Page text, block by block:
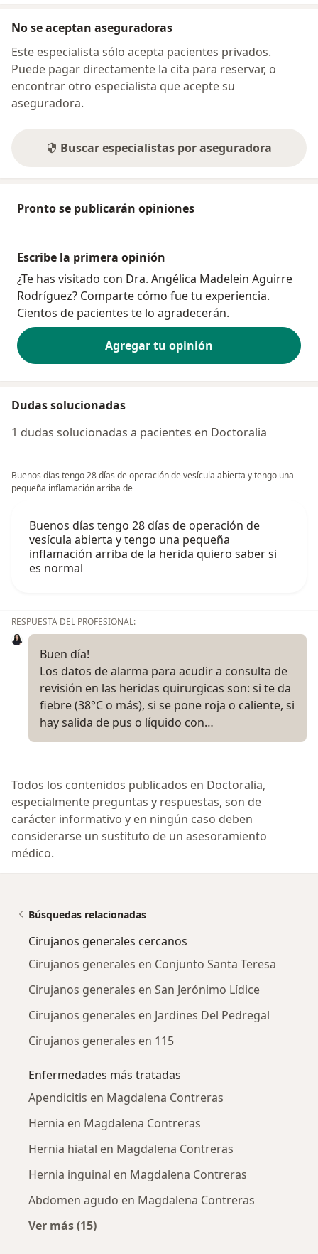
No se aceptan aseguradoras
Este especialista sólo acepta pacientes privados.
Puede pagar directamente la cita para reservar, o
encontrar otro especialista que acepte su
aseguradora.
Buscar especialistas por aseguradora
Pronto se publicarán opiniones
Escribe la primera opinión
¿Te has visitado con Dra. Angélica Madelein Aguirre
Rodríguez? Comparte cómo fue tu experiencia.
Cientos de pacientes te lo agradecerán.
Agregar tu opinión
Dudas solucionadas
1 dudas solucionadas a pacientes en Doctoralia
Buenos días tengo 28 días de operación de vesícula abierta y tengo una
pequeña inflamación arriba de
Buenos días tengo 28 días de operación de
vesícula abierta y tengo una pequeña
inflamación arriba de la herida quiero saber si
es normal
RESPUESTA DEL PROFESIONAL:
Buen día!
Los datos de alarma para acudir a consulta de
revisión en las heridas quirurgicas son: si te da
fiebre (38°C o más), si se pone roja o caliente, si
hay salida de pus o líquido con…
Todos los contenidos publicados en Doctoralia,
especialmente preguntas y respuestas, son de
carácter informativo y en ningún caso deben
considerarse un sustituto de un asesoramiento
médico.
Búsquedas relacionadas
Cirujanos generales cercanos
Cirujanos generales en Conjunto Santa Teresa
Cirujanos generales en San Jerónimo Lídice
Cirujanos generales en Jardines Del Pedregal
Cirujanos generales en 115
Enfermedades más tratadas
Apendicitis en Magdalena Contreras
Hernia en Magdalena Contreras
Hernia hiatal en Magdalena Contreras
Hernia inguinal en Magdalena Contreras
Abdomen agudo en Magdalena Contreras
Ver más (15)